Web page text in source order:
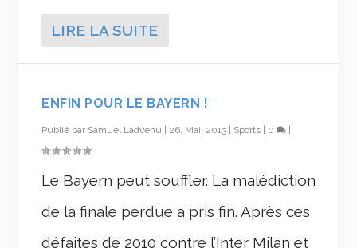
LIRE LA SUITE
ENFIN POUR LE BAYERN !
Publié par Samuel Ladvenu 26, Mai, 2013 Sports 0
Le Bayern peut souffler. La malédiction
de la finale perdue a pris fin. Après ces
défaites de 2010 contre l’Inter Milan et